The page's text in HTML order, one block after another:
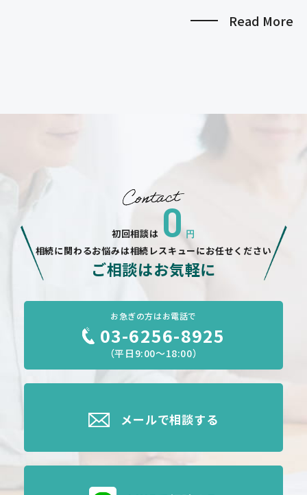
Read More
初回相談は 0 円
相続に関わるお悩みは相続レスキューにお任せください
ご相談はお気軽に
お急ぎの方はお電話で
03-6256-8925
（平日9:00～18:00）
メールで相談する